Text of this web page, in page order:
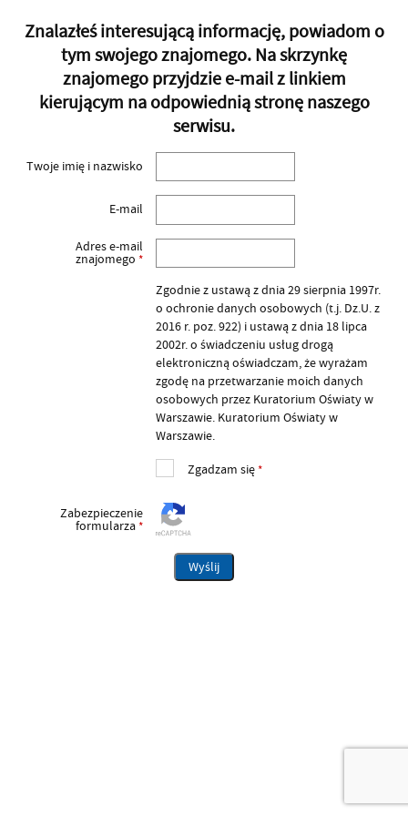
Znalazłeś interesującą informację, powiadom o
tym swojego znajomego. Na skrzynkę
znajomego przyjdzie e-mail z linkiem
kierującym na odpowiednią stronę naszego
serwisu.
Twoje imię i nazwisko
E-mail
Adres e-mail
znajomego *
Zgodnie z ustawą z dnia 29 sierpnia 1997r.
o ochronie danych osobowych (t.j. Dz.U. z
2016 r. poz. 922) i ustawą z dnia 18 lipca
2002r. o świadczeniu usług drogą
elektroniczną oświadczam, że wyrażam
zgodę na przetwarzanie moich danych
osobowych przez Kuratorium Oświaty w
Warszawie. Kuratorium Oświaty w
Warszawie.
Zgadzam się*
Zabezpieczenie
formularza*